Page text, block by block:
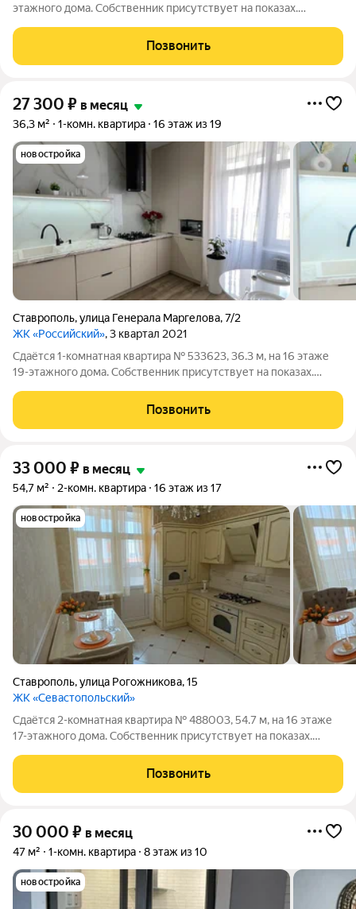
этажного дома. Собственник присутствует на показах.
оплачиваются отдельно. По условиям проживания: можно с
детьми, без питомцев. Срок
Позвонить
27 300 ₽ в месяц
36,3 м² 1-комн. квартира 16 этаж из 19
новостройка
Ставрополь,улица Генерала Маргелова,7/2
ЖК «Российский», 3 квартал 2021
Сдаётся 1-комнатная квартира № 533623, 36.3 м, на 16 этаже
19-этажного дома. Собственник присутствует на показах.
оплачиваются отдельно. По условиям проживания: можно с
детьми, можно с питомцами.
Позвонить
33 000 ₽ в месяц
54,7 м² 2-комн. квартира 16 этаж из 17
новостройка
Ставрополь,улица Рогожникова,15
ЖК «Севастопольский»
Сдаётся 2-комнатная квартира № 488003, 54.7 м, на 16 этаже
17-этажного дома. Собственник присутствует на показах.
оплачиваются отдельно. По условиям проживания: без детей,
без питомцев. Срок
Позвонить
30 000 ₽ в месяц
47 м² 1-комн. квартира 8 этаж из 10
новостройка